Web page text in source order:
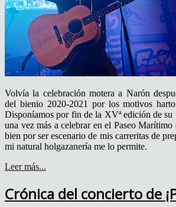
Volvía la celebración motera a Narón
del bienio 2020-2021 por los motivos
Disponíamos por fin de la XVª edición de su
una vez más a celebrar en el Paseo
bien por ser escenario de mis carreritas de
mi natural holgazanería me lo permite.
Leer más...
Crónica del concierto de